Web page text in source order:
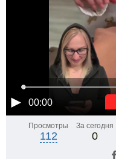
00:00
Просмотры
112
За сегодня
0